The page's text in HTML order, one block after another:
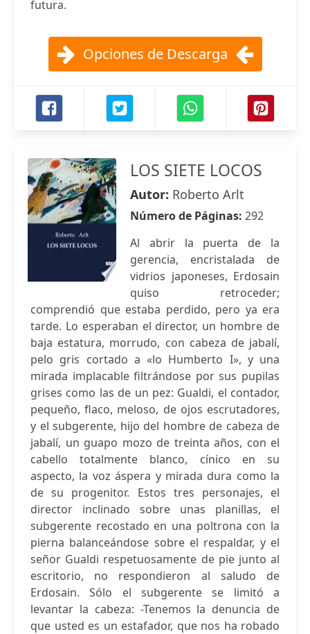
futura.
Opciones de Descarga
LOS SIETE LOCOS
Autor: Roberto Arlt
Número de Páginas: 292
Al abrir la puerta de la
gerencia, encristalada de
vidrios japoneses, Erdosain
quiso retroceder;
comprendió que estaba perdido, pero ya era
tarde. Lo esperaban el director, un hombre de
baja estatura, morrudo, con cabeza de jabalí,
pelo gris cortado a «lo Humberto I», y una
mirada implacable filtrándose por sus pupilas
grises como las de un pez: Gualdi, el contador,
pequeño, flaco, meloso, de ojos escrutadores,
y el subgerente, hijo del hombre de cabeza de
jabalí, un guapo mozo de treinta años, con el
cabello totalmente blanco, cínico en su
aspecto, la voz áspera y mirada dura como la
de su progenitor. Estos tres personajes, el
director inclinado sobre unas planillas, el
subgerente recostado en una poltrona con la
pierna balanceándose sobre el respaldar, y el
señor Gualdi respetuosamente de pie junto al
escritorio, no respondieron al saludo de
Erdosain. Sólo el subgerente se limitó a
levantar la cabeza: -Tenemos la denuncia de
que usted es un estafador, que nos ha robado